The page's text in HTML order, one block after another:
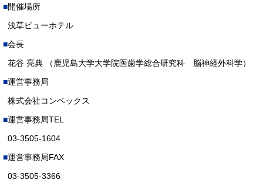
開催場所
浅草ビューホテル
会長
花谷 亮典 （鹿児島大学大学院医歯学総合研究科 脳神経外科学）
運営事務局
株式会社コンベックス
運営事務局TEL
03-3505-1604
運営事務局FAX
03-3505-3366